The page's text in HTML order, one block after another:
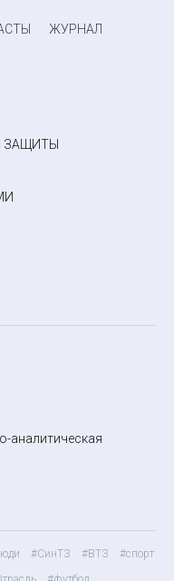
ЖУРНАЛ
ЗАЩИТЫ
аналитическая
#СинТЗ #ВТЗ
#спорт